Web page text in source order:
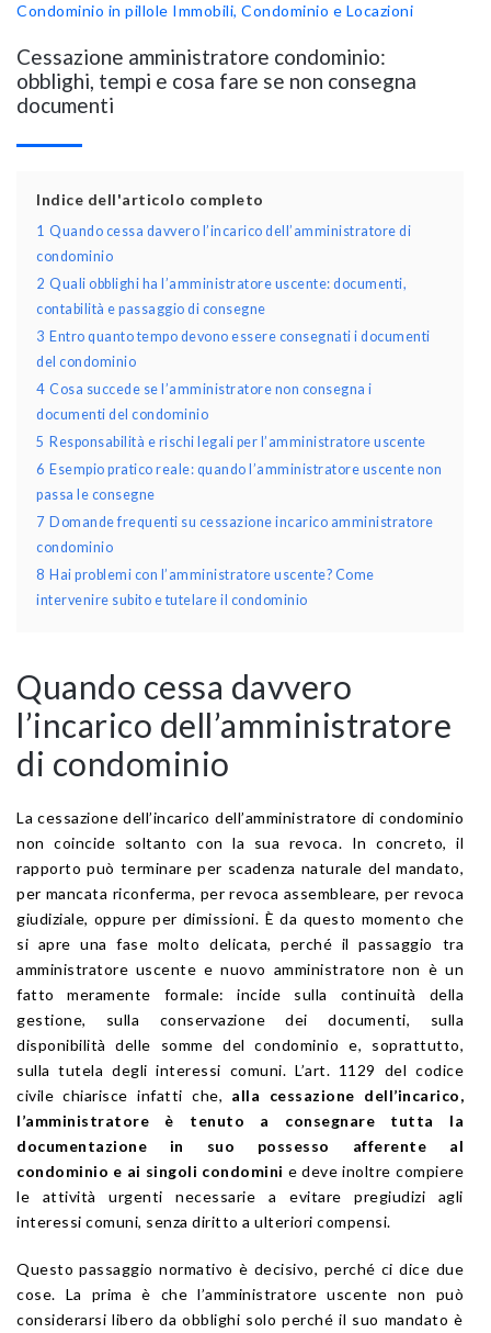
Condominio in pillole Immobili, Condominio e Locazioni
Cessazione amministratore condominio:
obblighi, tempi e cosa fare se non consegna
documenti
Indice dell'articolo completo
1 Quando cessa davvero l’incarico dell’amministratore di
condominio
2 Quali obblighi ha l’amministratore uscente: documenti,
contabilità e passaggio di consegne
3 Entro quanto tempo devono essere consegnati i documenti
del condominio
4 Cosa succede se l’amministratore non consegna i
documenti del condominio
5 Responsabilità e rischi legali per l’amministratore uscente
6 Esempio pratico reale: quando l’amministratore uscente non
passa le consegne
7 Domande frequenti su cessazione incarico amministratore
condominio
8 Hai problemi con l’amministratore uscente? Come
intervenire subito e tutelare il condominio
Quando cessa davvero
l’incarico dell’amministratore
di condominio
La cessazione dell’incarico dell’amministratore di condominio
non coincide soltanto con la sua revoca. In concreto, il
rapporto può terminare per scadenza naturale del mandato,
per mancata riconferma, per revoca assembleare, per revoca
giudiziale, oppure per dimissioni. È da questo momento che
si apre una fase molto delicata, perché il passaggio tra
amministratore uscente e nuovo amministratore non è un
fatto meramente formale: incide sulla continuità della
gestione, sulla conservazione dei documenti, sulla
disponibilità delle somme del condominio e, soprattutto,
sulla tutela degli interessi comuni. L’art. 1129 del codice
civile chiarisce infatti che, alla cessazione dell’incarico,
l’amministratore è tenuto a consegnare tutta la
documentazione in suo possesso afferente al
condominio e ai singoli condomini e deve inoltre compiere
le attività urgenti necessarie a evitare pregiudizi agli
interessi comuni, senza diritto a ulteriori compensi.
Questo passaggio normativo è decisivo, perché ci dice due
cose. La prima è che l’amministratore uscente non può
considerarsi libero da obblighi solo perché il suo mandato è